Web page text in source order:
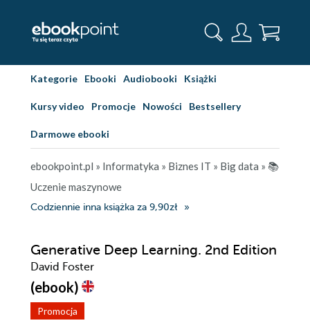
Kategorie Ebooki Audiobooki Książki
Kursy video Promocje Nowości Bestsellery
Darmowe ebooki
ebookpoint.pl » Informatyka » Biznes IT » Big data » 📚
Uczenie maszynowe
Codziennie inna książka za 9,90zł
Generative Deep Learning. 2nd Edition
David Foster
(ebook)
Promocja